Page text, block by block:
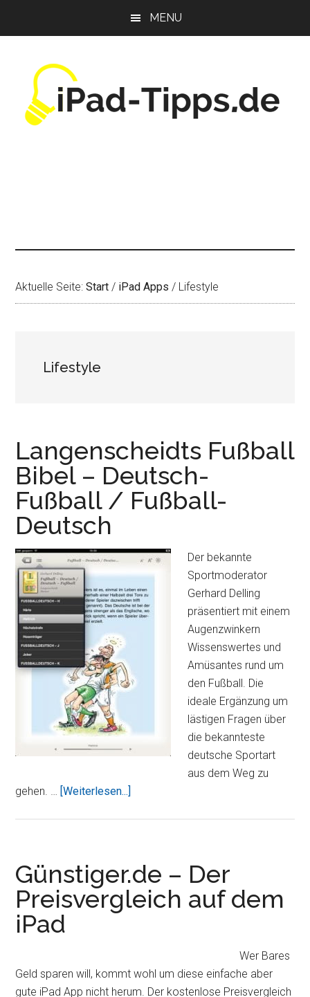
MENU
Aktuelle Seite:Start / iPad Apps / Lifestyle
Lifestyle
Langenscheidts Fußball
Bibel – Deutsch-
Fußball / Fußball-
Deutsch
Der bekannte
Sportmoderator
Gerhard Delling
präsentiert mit einem
Augenzwinkern
Wissenswertes und
Amüsantes rund um
den Fußball. Die
ideale Ergänzung um
lästigen Fragen über
die bekannteste
deutsche Sportart
aus dem Weg zu
gehen. … [Weiterlesen...]
Deutsch-
Fußball
/
Günstiger.de – Der
Preisvergleich auf dem
iPad
Wer Bares
Geld sparen will, kommt wohl um diese einfache aber
gute iPad App nicht herum. Der kostenlose Preisvergleich